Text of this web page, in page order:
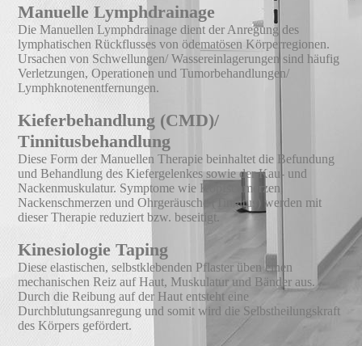
Manuelle Lymphdrainage
Die Manuellen Lymphdrainage dient der Anregung des
lymphatischen Rückflusses von ödematösen Körperregionen.
Ursachen von Schwellungen/ Wassereinlagerungen sind häufig
Verletzungen, Operationen und Tumorbehandlungen/
Lymphknotenentfernungen.
Kieferbehandlung (CMD)/
Tinnitusbehandlung
Diese Form der Manuellen Therapie beinhaltet die Befundung
und Behandlung des Kiefergelenkes sowie der Kau- und
Nackenmuskulatur. Symptome wie Kopfschmerzen,
Nackenschmerzen und Ohrgeräusche (Tinnitus) werden mit
dieser Therapie reduziert bzw. beseitigt.
Kinesiologie Taping
Diese elastischen, selbstklebenden Pflaster üben einen
mechanischen Reiz auf Haut, Muskulatur und Bänder aus.
Durch die Reibung auf der Haut entsteht eine
Durchblutungsanregung und somit wird die Selbstheilungskraft
des Körpers gefördert.